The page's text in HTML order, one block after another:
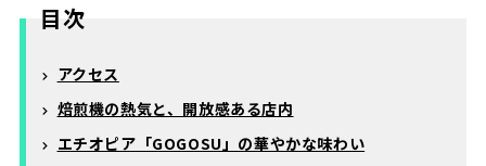
目次
アクセス
焙煎機の熱気と、開放感ある店内
エチオピア「GOGOSU」の華やかな味わい